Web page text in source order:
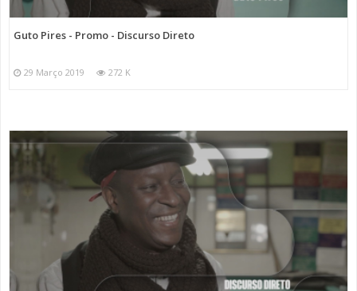
Guto Pires - Promo - Discurso Direto
29 Março 2019 272 K